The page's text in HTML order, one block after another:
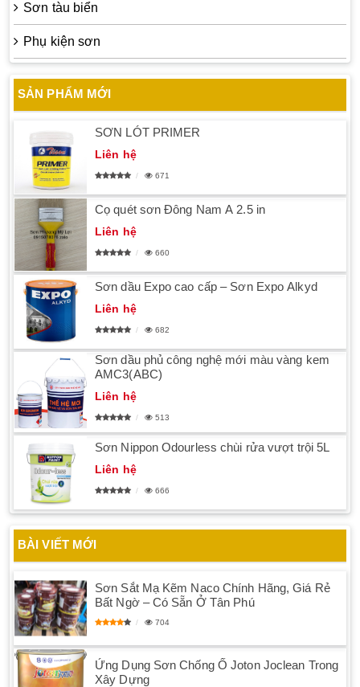
Sơn tàu biển
Phụ kiện sơn
SẢN PHẨM MỚI
SƠN LÓT PRIMER
Liên hệ
671
Cọ quét sơn Đông Nam A 2.5 in
Liên hệ
660
Sơn dầu Expo cao cấp – Sơn Expo Alkyd
Liên hệ
682
Sơn dầu phủ công nghệ mới màu vàng kem
AMC3(ABC)
Liên hệ
513
Sơn Nippon Odourless chùi rửa vượt trội 5L
Liên hệ
666
BÀI VIẾT MỚI
Sơn Sắt Mạ Kẽm Naco Chính Hãng, Giá Rẻ
Bất Ngờ – Có Sẵn Ở Tân Phú
704
Ứng Dụng Sơn Chống Ố Joton Joclean Trong
Xây Dựng